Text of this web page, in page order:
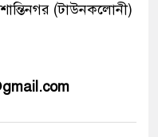
(টাউনকলোনী)